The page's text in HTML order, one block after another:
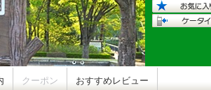
クーポン おすすめレビュー